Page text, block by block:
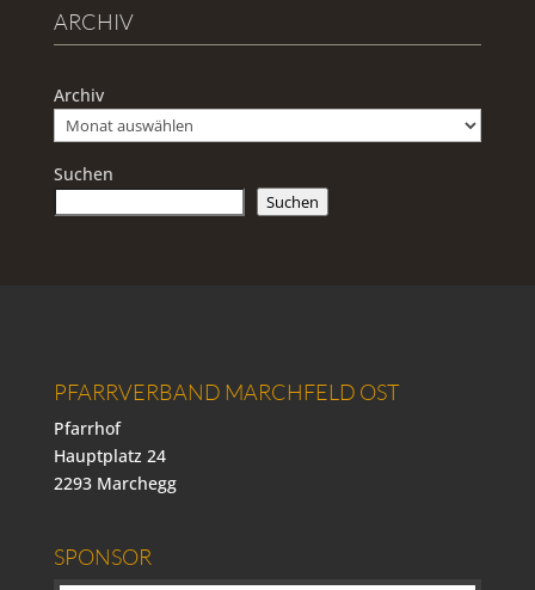
ARCHIV
Archiv
Suchen
Suchen
PFARRVERBAND MARCHFELD OST
Pfarrhof
Hauptplatz 24
2293 Marchegg
SPONSOR